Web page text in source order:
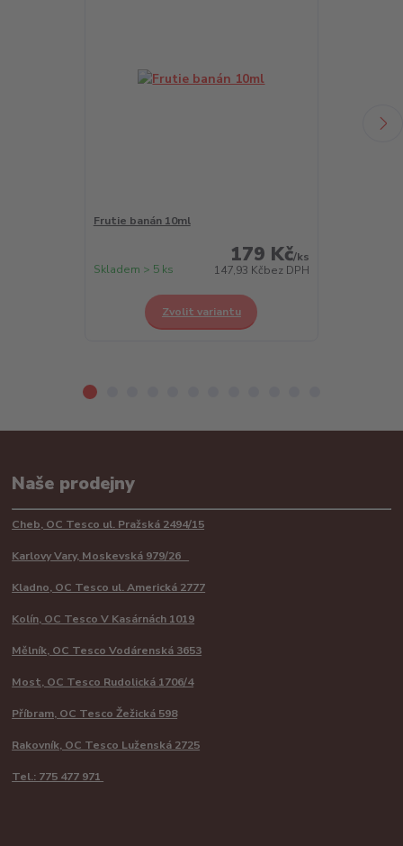
Frutie banán 10ml
179 Kč/ks
147,93 Kčbez DPH
Skladem > 5 ks
Zvolit variantu
Naše prodejny
Cheb, OC Tesco ul. Pražská 2494/15
Karlovy Vary, Moskevská 979/26
Kladno, OC Tesco ul. Americká 2777
Kolín, OC Tesco V Kasárnách 1019
Mělník, OC Tesco Vodárenská 3653
Most, OC Tesco Rudolická 1706/4
Příbram, OC Tesco Žežická 598
Rakovník, OC Tesco Luženská 2725
Tel.: 775 477 971